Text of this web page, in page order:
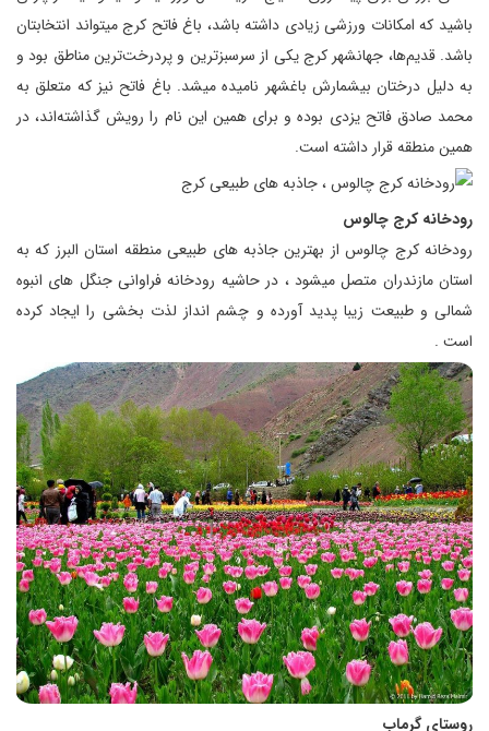
باشید که امکانات ورزشی زیادی داشته باشد، باغ فاتح کرج میتواند انتخابتان
باشد. قدیم‌ها، جهانشهر کرج یکی از سرسبزترین و پردرخت‌ترین مناطق بود و
به دلیل درختان بیشمارش باغشهر نامیده میشد. باغ فاتح نیز که متعلق به
محمد صادق فاتح یزدی بوده و برای همین این نام را رویش گذاشته‌اند، در
همین منطقه قرار داشته است.
رودخانه کرج چالوس
رودخانه کرج چالوس از بهترین جاذبه های طبیعی منطقه استان البرز که به
استان مازندران متصل میشود ، در حاشیه رودخانه فراوانی جنگل های انبوه
شمالی و طبیعت زیبا پدید آورده و چشم انداز لذت بخشی را ایجاد کرده
است .
روستای گرماب